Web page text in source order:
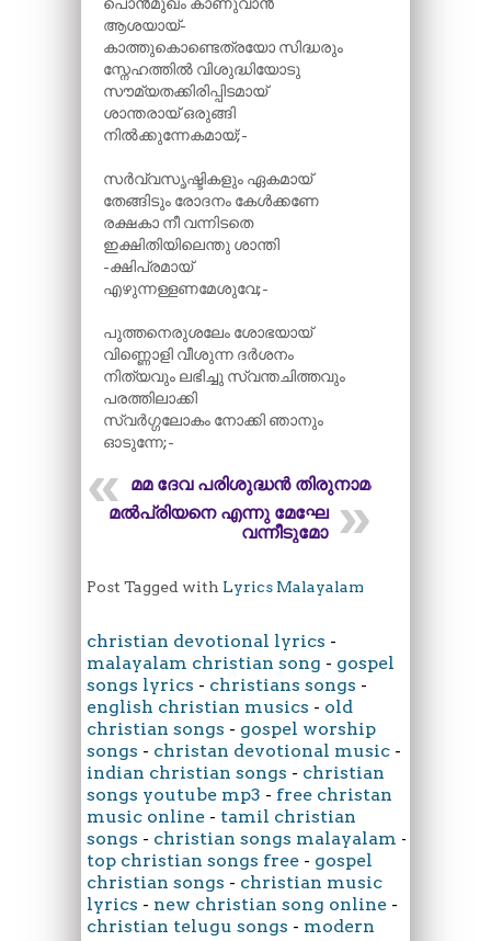
ആശയായ്-
കാത്തുകൊണ്ടെത്രയോ സിദ്ധരും
സ്നേഹത്തിൽ വിശുദ്ധിയോടു
സൗമ്യതക്കിരിപ്പിടമായ്
ശാന്തരായ് ഒരുങ്ങി
നിൽക്കുന്നേകമായ്;-
സർവ്വസൃഷ്ടികളും ഏകമായ്
തേങ്ങിടും രോദനം കേൾക്കണേ
രക്ഷകാ നീ വന്നിടതെ
ഇക്ഷിതിയിലെന്ത‍ു ശാന്ത‍ി
-ക്ഷിപ്രമായ്
എഴുന്നള്ളണമേശുവേ;-
പുത്തനെരുശലേം ശോഭയായ്
വിണ്ണൊളി വീശുന്ന ദർശനം
നിത്യവും ലഭിച്ചു സ്വന്തചിത്തവും
പരത്തിലാക്കി
സ്വർഗ്ഗലോകം നോക്കി ഞാനും
ഓടുന്നേ;-
മമ ദേവ പരിശുദ്ധൻ തിരുനാമം
മൽപ്രിയനെ എന്നു മേഘേ
വന്നീടുമോ
Post Tagged with Lyrics Malayalam
christian devotional lyrics -
malayalam christian song - gospel
songs lyrics - christians songs -
english christian musics - old
christian songs - gospel worship
songs - christan devotional music -
indian christian songs - christian
songs youtube mp3 - free christan
music online - tamil christian
songs - christian songs malayalam -
top christian songs free - gospel
christian songs - christian music
lyrics - new christian song online -
christian telugu songs - modern